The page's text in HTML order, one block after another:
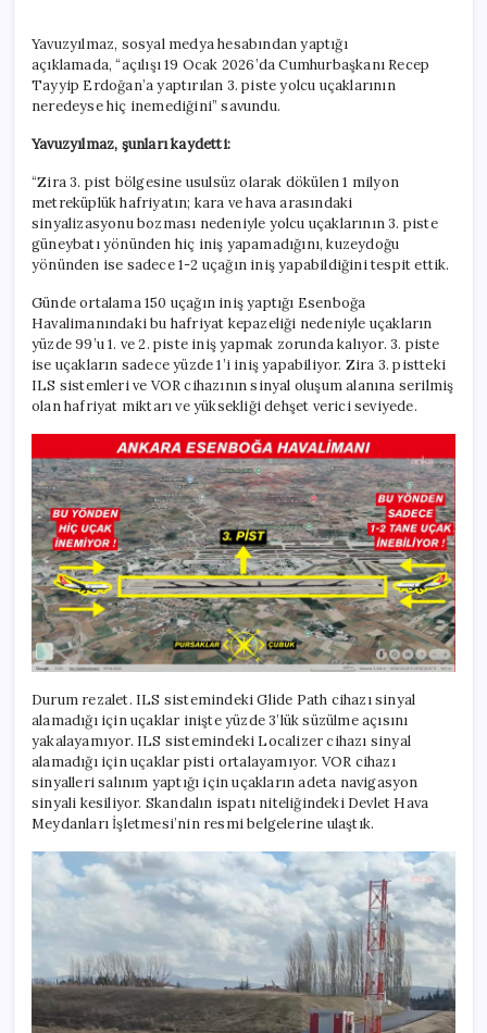
Yavuzyılmaz, sosyal medya hesabından yaptığı
açıklamada, “açılışı 19 Ocak 2026’da Cumhurbaşkanı Recep
Tayyip Erdoğan’a yaptırılan 3. piste yolcu uçaklarının
neredeyse hiç inemediğini” savundu.
Yavuzyılmaz, şunları kaydetti:
“Zira 3. pist bölgesine usulsüz olarak dökülen 1 milyon
metreküplük hafriyatın; kara ve hava arasındaki
sinyalizasyonu bozması nedeniyle yolcu uçaklarının 3. piste
güneybatı yönünden hiç iniş yapamadığını, kuzeydoğu
yönünden ise sadece 1-2 uçağın iniş yapabildiğini tespit ettik.
Günde ortalama 150 uçağın iniş yaptığı Esenboğa
Havalimanındaki bu hafriyat kepazeliği nedeniyle uçakların
yüzde 99’u 1. ve 2. piste iniş yapmak zorunda kalıyor. 3. piste
ise uçakların sadece yüzde 1’i iniş yapabiliyor. Zira 3. pistteki
ILS sistemleri ve VOR cihazının sinyal oluşum alanına serilmiş
olan hafriyat miktarı ve yüksekliği dehşet verici seviyede.
Durum rezalet. ILS sistemindeki Glide Path cihazı sinyal
alamadığı için uçaklar inişte yüzde 3’lük süzülme açısını
yakalayamıyor. ILS sistemindeki Localizer cihazı sinyal
alamadığı için uçaklar pisti ortalayamıyor. VOR cihazı
sinyalleri salınım yaptığı için uçakların adeta navigasyon
sinyali kesiliyor. Skandalın ispatı niteliğindeki Devlet Hava
Meydanları İşletmesi’nin resmi belgelerine ulaştık.